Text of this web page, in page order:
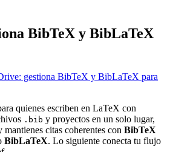
BibTeX y BibLaTeX
gestiona BibTeX y BibLaTeX para
quienes escriben en LaTeX con
.bib y proyectos en un solo lugar,
citas coherentes con BibTeX
BibLaTeX. Lo siguiente conecta tu flujo